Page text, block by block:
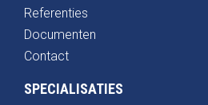
Referenties
Documenten
Contact
SPECIALISATIES